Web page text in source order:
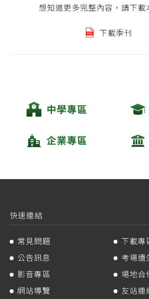
想知道更多完整內容，請下載
下載季刊
中學專區
企業專區
快速連結
常見問題
下載專
公告訊息
考場遺
影音專區
場地合
網站導覽
友站連